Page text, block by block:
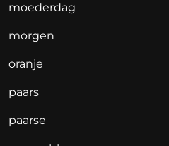
moederdag
morgen
oranje
paars
paarse